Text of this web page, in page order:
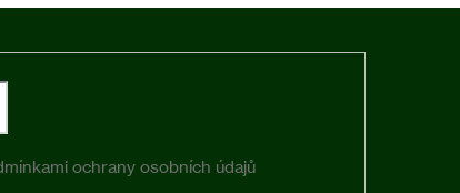
ochrany osobních údajů